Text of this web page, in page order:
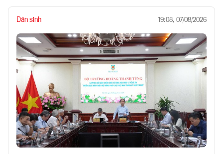
Dân sinh 19:08, 07/08/2026